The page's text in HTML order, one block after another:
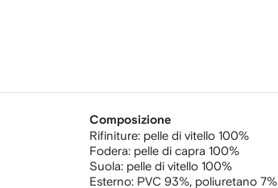
Composizione
Rifiniture: pelle di vitello 100%
Fodera: pelle di capra 100%
Suola: pelle di vitello 100%
Esterno: PVC 93%, poliuretano 7%